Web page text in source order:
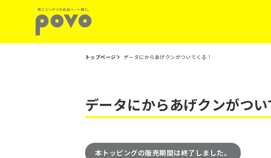
トップページ データにからあげクンがついてくる！
データにからあげクンがつい
本トッピングの販売期間は終了しました。